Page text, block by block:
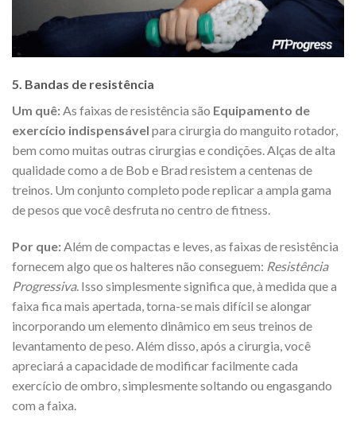
5. Bandas de resistência
Um quê:As faixas de resistência são Equipamento de
exercício indispensável para cirurgia do manguito rotador,
bem como muitas outras cirurgias e condições. Alças de alta
qualidade como a de Bob e Brad resistem a centenas de
treinos. Um conjunto completo pode replicar a ampla gama
de pesos que você desfruta no centro de fitness.
Por que:Além de compactas e leves, as faixas de resistência
fornecem algo que os halteres não conseguem: Resistência
Progressiva. Isso simplesmente significa que, à medida que a
faixa fica mais apertada, torna-se mais difícil se alongar
incorporando um elemento dinâmico em seus treinos de
levantamento de peso. Além disso, após a cirurgia, você
apreciará a capacidade de modificar facilmente cada
exercício de ombro, simplesmente soltando ou engasgando
com a faixa.